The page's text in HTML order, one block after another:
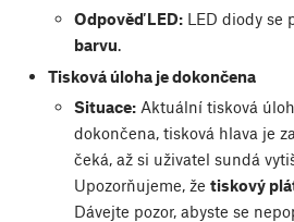
Odpověď LED:LED diody se
barvu.
Tisková úloha je dokončena
Situace:Aktuální tisková
dokončena, tisková hlava je
čeká, až si uživatel sundá
Upozorňujeme, že tiskový
Dávejte pozor, abyste se